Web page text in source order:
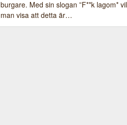
burgare. Med sin slogan ”F**k lagom*
man visa att detta är…